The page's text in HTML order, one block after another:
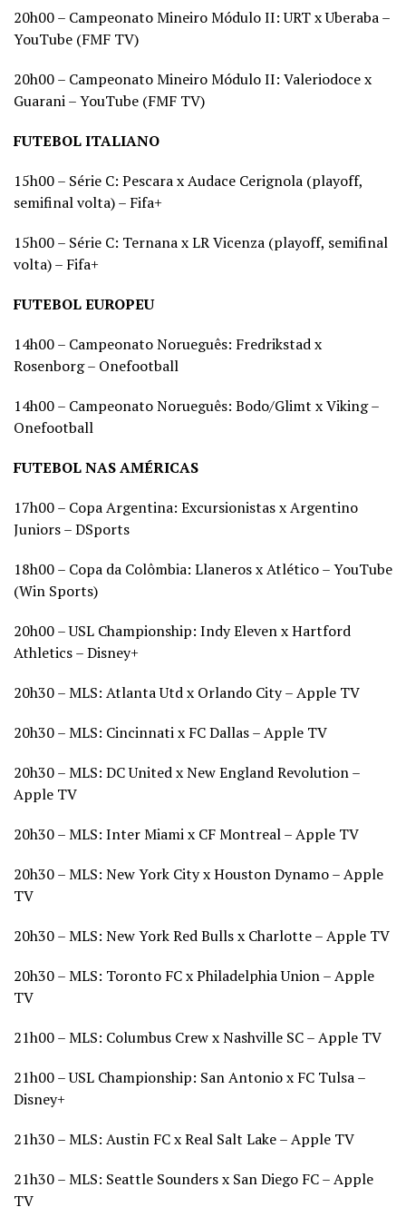
20h00 – Campeonato Mineiro Módulo II: URT x Uberaba –
YouTube (FMF TV)
20h00 – Campeonato Mineiro Módulo II: Valeriodoce x
Guarani – YouTube (FMF TV)
FUTEBOL ITALIANO
15h00 – Série C: Pescara x Audace Cerignola (playoff,
semifinal volta) – Fifa+
15h00 – Série C: Ternana x LR Vicenza (playoff, semifinal
volta) – Fifa+
FUTEBOL EUROPEU
14h00 – Campeonato Norueguês: Fredrikstad x
Rosenborg – Onefootball
14h00 – Campeonato Norueguês: Bodo/Glimt x Viking –
Onefootball
FUTEBOL NAS AMÉRICAS
17h00 – Copa Argentina: Excursionistas x Argentino
Juniors – DSports
18h00 – Copa da Colômbia: Llaneros x Atlético – YouTube
(Win Sports)
20h00 – USL Championship: Indy Eleven x Hartford
Athletics – Disney+
20h30 – MLS: Atlanta Utd x Orlando City – Apple TV
20h30 – MLS: Cincinnati x FC Dallas – Apple TV
20h30 – MLS: DC United x New England Revolution –
Apple TV
20h30 – MLS: Inter Miami x CF Montreal – Apple TV
20h30 – MLS: New York City x Houston Dynamo – Apple
TV
20h30 – MLS: New York Red Bulls x Charlotte – Apple TV
20h30 – MLS: Toronto FC x Philadelphia Union – Apple
TV
21h00 – MLS: Columbus Crew x Nashville SC – Apple TV
21h00 – USL Championship: San Antonio x FC Tulsa –
Disney+
21h30 – MLS: Austin FC x Real Salt Lake – Apple TV
21h30 – MLS: Seattle Sounders x San Diego FC – Apple
TV